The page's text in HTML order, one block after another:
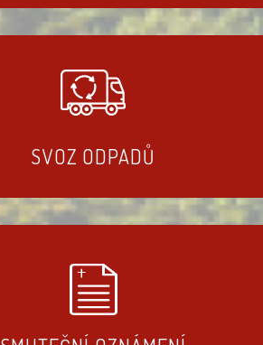
SVOZ ODPADŮ